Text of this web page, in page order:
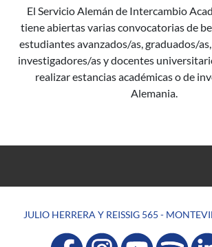
El Servicio Alemán de Intercambio
tiene abiertas varias convocatorias de
estudiantes avanzados/as, graduados/
investigadores/as y docentes
realizar estancias académicas o de
Alemania.
JULIO HERRERA Y REISSIG 565 -